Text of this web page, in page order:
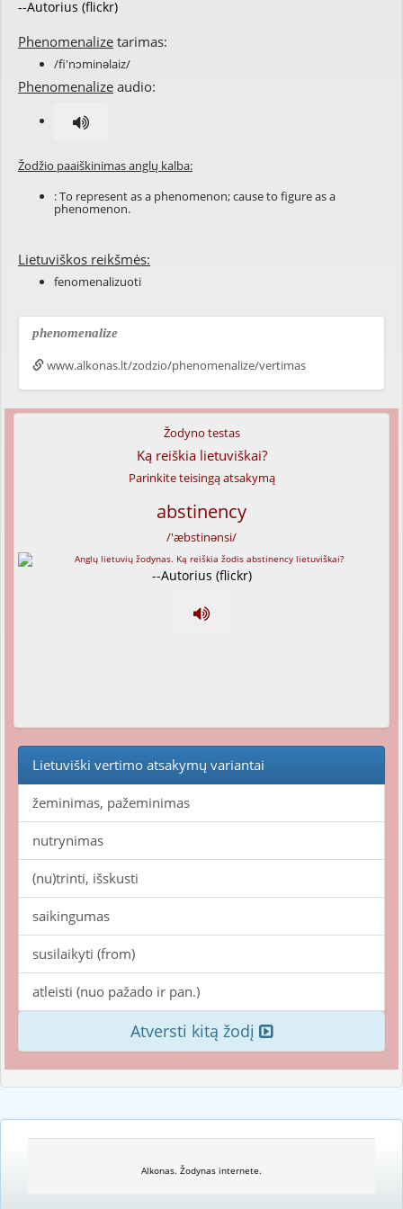
--Autorius (flickr)
Phenomenalize tarimas:
/fi'nɔminəlaiz/
Phenomenalize audio:
Žodžio paaiškinimas anglų kalba:
: To represent as a phenomenon; cause to figure as a
phenomenon.
Lietuviškos reikšmės:
fenomenalizuoti
phenomenalize
www.alkonas.lt/zodzio/phenomenalize/vertimas
Žodyno testas
Ką reiškia lietuviškai?
Parinkite teisingą atsakymą
abstinency
/'æbstinənsi/
--Autorius (flickr)
Lietuviški vertimo atsakymų variantai
žeminimas, pažeminimas
nutrynimas
(nu)trinti, išskusti
saikingumas
susilaikyti (from)
atleisti (nuo pažado ir pan.)
Atversti kitą žodį
Alkonas. Žodynas internete.